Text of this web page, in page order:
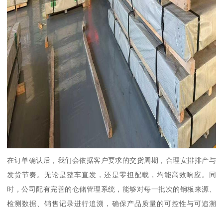
在订单确认后，我们会依据客户要求的交货周期，合理安排排产与
发货节奏。无论是整车直发，还是零担配载，均能高效响应。同
时，公司配有完善的仓储管理系统，能够对每一批次的钢板来源、
检测数据、销售记录进行追溯，确保产品质量的可控性与可追溯